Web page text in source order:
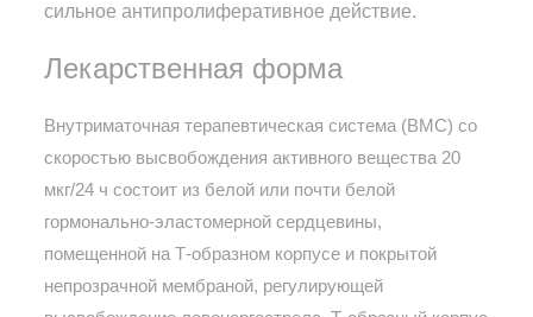
сильное антипролиферативное действие.
Лекарственная форма
Внутриматочная терапевтическая система (ВМС) со
скоростью высвобождения активного вещества 20
мкг/24 ч состоит из белой или почти белой
гормонально-эластомерной сердцевины,
помещенной на Т-образном корпусе и покрытой
непрозрачной мембраной, регулирующей